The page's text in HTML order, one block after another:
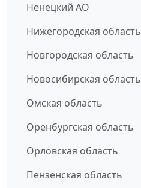
Ненецкий АО
Нижегородская область
Новгородская область
Новосибирская область
Омская область
Оренбургская область
Орловская область
Пензенская область